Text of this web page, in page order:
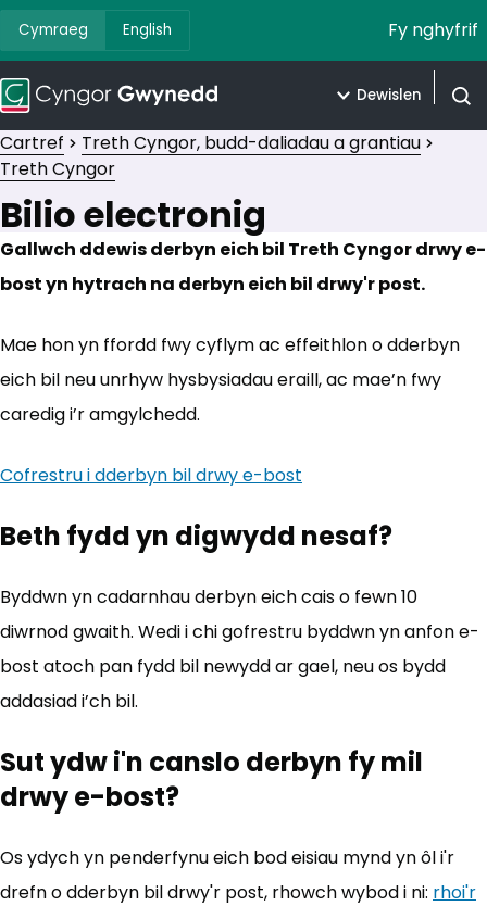
Cymraeg English Fy nghyfrif
Dewislen
Cartref
Treth Cyngor, budd-daliadau a grantiau
Treth Cyngor
Bilio electronig
Gallwch ddewis derbyn eich bil Treth Cyngor drwy e-
bost yn hytrach na derbyn eich bil drwy'r post.
Mae hon yn ffordd fwy cyflym ac effeithlon o dderbyn
eich bil neu unrhyw hysbysiadau eraill, ac mae’n fwy
caredig i’r amgylchedd.
Cofrestru i dderbyn bil drwy e-bost
Beth fydd yn digwydd nesaf?
Byddwn yn cadarnhau derbyn eich cais o fewn 10
diwrnod gwaith. Wedi i chi gofrestru byddwn yn anfon e-
bost atoch pan fydd bil newydd ar gael, neu os bydd
addasiad i’ch bil.
Sut ydw i'n canslo derbyn fy mil
drwy e-bost?
Os ydych yn penderfynu eich bod eisiau mynd yn ôl i'r
drefn o dderbyn bil drwy'r post, rhowch wybod i ni: rhoi'r